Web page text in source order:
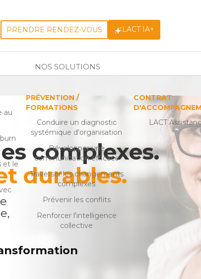
PRENDRE RENDEZ-VOUS LACT IA+
NOS SOLUTIONS
au
et le
PRÉVENTION /
FORMATIONS
Conduire un diagnostic
systémique d'organisation
Développer une
communication efficace
Traverser les changements
complexes
Prévenir les conflits
Renforcer l'intelligence
collective
CONTRAT
LACT
complexes.
durables.